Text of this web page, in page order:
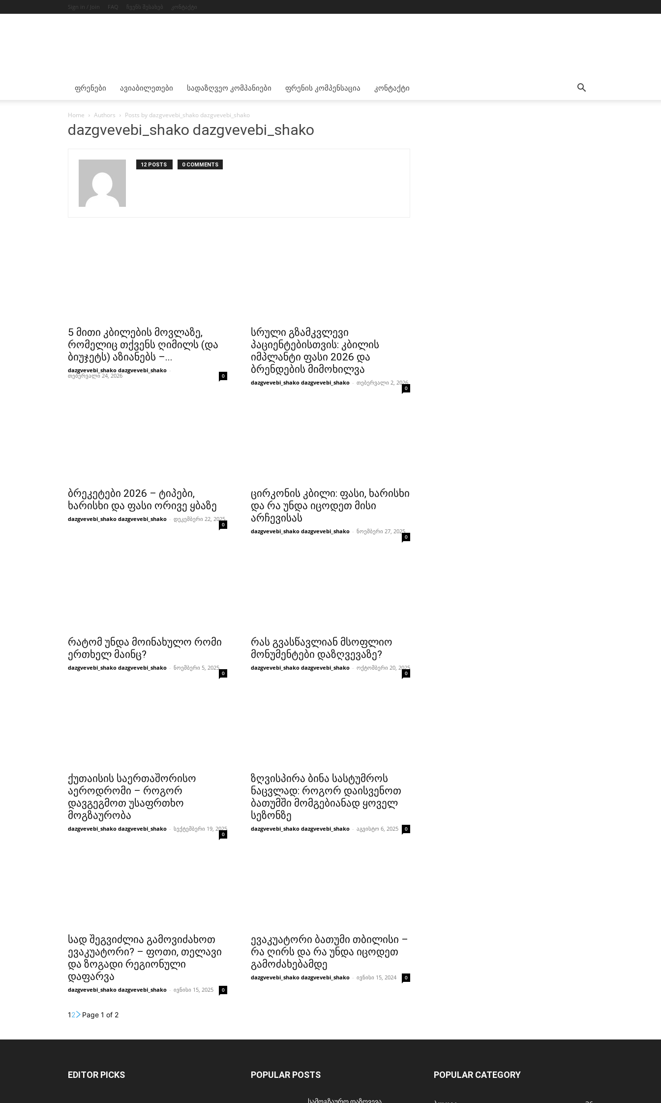
Sign in / Join FAQ ჩვენს შესახებ კონტაქტი
Ფრენები Ავიაბილეთები Სადაზღვეო Კომპანიები Ფრენის Კომპენსაცია Კონტაქტი
Home Authors Posts by dazgvevebi_shako dazgvevebi_shako
dazgvevebi_shako dazgvevebi_shako
12 POSTS 0 COMMENTS
5 მითი კბილების მოვლაზე,
რომელიც თქვენს ღიმილს (და
ბიუჯეტს) აზიანებს –...
dazgvevebi_shako dazgvevebi_shako -
თებერვალი 24, 2026 0
სრული გზამკვლევი
პაციენტებისთვის: კბილის
იმპლანტი ფასი 2026 და
ბრენდების მიმოხილვა
dazgvevebi_shako dazgvevebi_shako - თებერვალი 2, 2026
0
ბრეკეტები 2026 – ტიპები,
ხარისხი და ფასი ორივე ყბაზე
dazgvevebi_shako dazgvevebi_shako - დეკემბერი 22, 2025
0
ცირკონის კბილი: ფასი, ხარისხი
და რა უნდა იცოდეთ მისი
არჩევისას
dazgvevebi_shako dazgvevebi_shako - ნოემბერი 27, 2025
0
რატომ უნდა მოინახულო რომი
ერთხელ მაინც?
dazgvevebi_shako dazgvevebi_shako - ნოემბერი 5, 2025
0
რას გვასწავლიან მსოფლიო
მონუმენტები დაზღვევაზე?
dazgvevebi_shako dazgvevebi_shako - ოქტომბერი 20, 2025
0
ქუთაისის საერთაშორისო
აეროდრომი – როგორ
დავგეგმოთ უსაფრთხო
მოგზაურობა
dazgvevebi_shako dazgvevebi_shako - სექტემბერი 19, 2025
0
ზღვისპირა ბინა სასტუმროს
ნაცვლად: როგორ დაისვენოთ
ბათუმში მომგებიანად ყოველ
სეზონზე
dazgvevebi_shako dazgvevebi_shako - აგვისტო 6, 2025 0
სად შეგვიძლია გამოვიძახოთ
ევაკუატორი? – ფოთი, თელავი
და ზოგადი რეგიონული
დაფარვა
dazgvevebi_shako dazgvevebi_shako - ივნისი 15, 2025 0
ევაკუატორი ბათუმი თბილისი –
რა ღირს და რა უნდა იცოდეთ
გამოძახებამდე
dazgvevebi_shako dazgvevebi_shako - ივნისი 15, 2024 0
12 Page 1 of 2
EDITOR PICKS POPULAR POSTS POPULAR CATEGORY